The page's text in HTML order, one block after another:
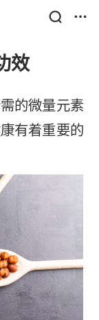
效
的微量元素
有着重要的